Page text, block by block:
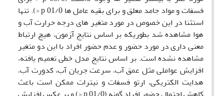
فسفات و مواد جامد معلق و برای بقیه عامل ها 01/0 p <). تنها
استثنا در این خصوص در مورد متغیر های درجه حرارت آب و
هوا مشاهده شد بطوریکه بر اساس نتایج آزمون، هیچ ارتباط
معنی‌ داری در مورد حضور و عدم حضور افراد با این دو متغیر
مشاهده نشده است. بر اساس نتایج مدل خطی تعمیم یافته،
افزایش عواملی مثل عمق آب، سرعت جریان آب، کدورت آب،
هدایت الکتریکی، ارتو فسفات و نیترات ممکن است باعث